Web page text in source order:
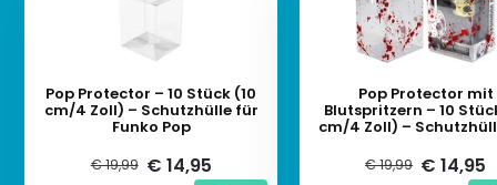
Pop Protector – 10 Stück (10
cm/4 Zoll) – Schutzhülle für
Funko Pop
€ 19,99 € 14,95
Pop Protector mit
Blutspritzern – 10
cm/4 Zoll) –
€ 19,99 € 14,95